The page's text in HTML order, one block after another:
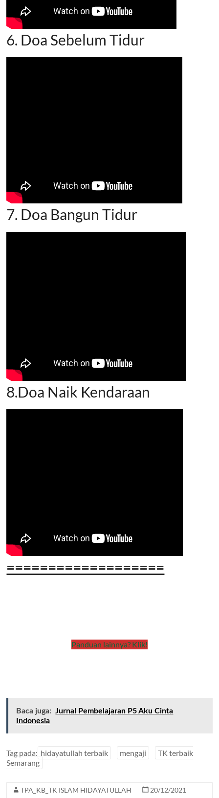
6. Doa Sebelum Tidur
7. Doa Bangun Tidur
8.Doa Naik Kendaraan
===================
Panduan lainnya? Klik!
Baca juga: Jurnal Pembelajaran P5 Aku Cinta
Indonesia
Tag pada: hidayatullah terbaik mengaji
TK terbaik
Semarang
TPA_KB_TK ISLAM HIDAYATULLAH
20/12/2021